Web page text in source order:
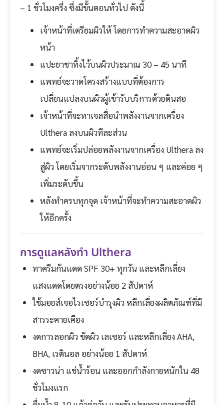
– 1 ชั่วโมงครึ่ง ซึ่งมีขั้นตอนทั่วไป ดังนี้
เจ้าหน้าที่เตรียมผิวให้ โดยการทำความสะอาดผิว
หน้า
แปะยาชาทิ้งไว้บนผิวประมาณ 30 – 45 นาที
แพทย์จะวาดโครงสร้างแบบที่ต้องการ
เปลี่ยนแปลงบนผิวผู้เข้ารับบริการด้วยดินสอ
เจ้าหน้าที่จะทาเจลสื่อนำพลังงานจากเครื่อง
Ulthera ลงบนผิวทีละส่วน
แพทย์จะเริ่มปล่อยพลังงานจากเครื่อง Ulthera ลง
สู่ผิว โดยเริ่มจากระดับพลังงานอ่อน ๆ และค่อย ๆ
เพิ่มระดับขึ้น
หลังทำครบทุกจุด เจ้าหน้าที่จะทำความสะอาดผิว
ให้อีกครั้ง
การดูแลหลังทำ Ulthera
ทาครีมกันแดด SPF 30+ ทุกวัน และหลีกเลี่ยง
แสงแดดโดยตรงอย่างน้อย 2 สัปดาห์
ใช้มอยส์เจอไรเซอร์บำรุงผิว หลีกเลี่ยงผลิตภัณฑ์ที่มี
สารระคายเคือง
งดการลอกผิว ขัดผิว เลเซอร์ และหลีกเลี่ยง AHA,
BHA, เรตินอล อย่างน้อย 1 สัปดาห์
งดซาวน่า แช่น้ำร้อน และออกกำลังกายหนักใน 48
ชั่วโมงแรก